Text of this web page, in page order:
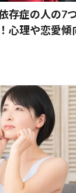
存症の人の7
心理や恋愛傾